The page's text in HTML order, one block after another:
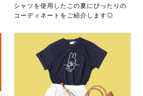
シャツを使用したこの夏にぴったりの
コーディネートをご紹介します◎